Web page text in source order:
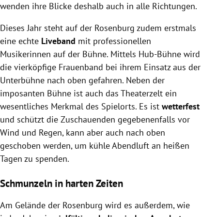
wenden ihre Blicke deshalb auch in alle Richtungen.
Dieses Jahr steht auf der Rosenburg zudem erstmals
eine echte Liveband mit professionellen
Musikerinnen auf der Bühne. Mittels Hub-Bühne wird
die vierköpfige Frauenband bei ihrem Einsatz aus der
Unterbühne nach oben gefahren. Neben der
imposanten Bühne ist auch das Theaterzelt ein
wesentliches Merkmal des Spielorts. Es ist wetterfest
und schützt die Zuschauenden gegebenenfalls vor
Wind und Regen, kann aber auch nach oben
geschoben werden, um kühle Abendluft an heißen
Tagen zu spenden.
Schmunzeln in harten Zeiten
Am Gelände der Rosenburg wird es außerdem, wie